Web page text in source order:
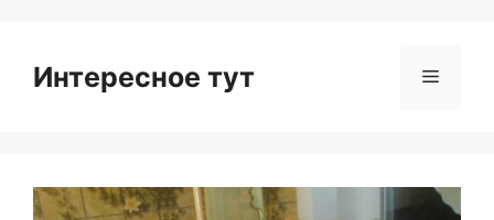
Интересное тут Menu